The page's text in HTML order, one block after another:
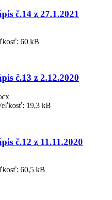
č.14 z 27.1.2021
60 kB
č.13 z 2.12.2020
19,3 kB
č.12 z 11.11.2020
60,5 kB